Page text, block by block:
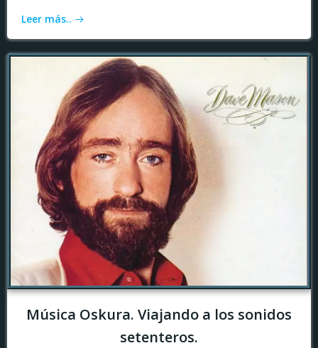
Leer más..
Música Oskura. Viajando a los sonidos
setenteros.